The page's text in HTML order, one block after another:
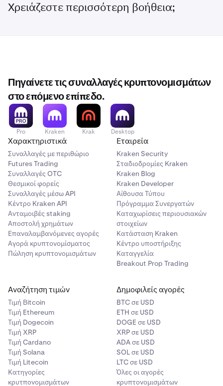
Χρειάζεστε περισσότερη βοήθεια;
Πηγαίνετε τις συναλλαγές κρυπτονομισμάτων
στο επόμενο επίπεδο.
Pro Kraken Krak Desktop
Χαρακτηριστικά
Συναλλαγές με περιθώριο
Futures Trading
Συναλλαγές OTC
Θεσμικοί φορείς
Συναλλαγές μέσω API
Κέντρο Kraken API
Ανταμοιβές staking
Αποστολή χρημάτων
Επαναλαμβανόμενες αγορές
Αγορά κρυπτονομίσματος
Πώληση κρυπτονομισμάτων
Εταιρεία
Kraken Security
Σταδιοδρομίες Kraken
Kraken Blog
Kraken Developer
Αίθουσα Τύπου
Πρόγραμμα Συνεργατών
Καταχωρίσεις περιουσιακών
στοιχείων
Κατάσταση Kraken
Κέντρο υποστήριξης
Καταγγελία
Breakout Prop Trading
Αναζήτηση τιμών
Τιμή Βitcoin
Τιμή Ethereum
Τιμή Dogecoin
Τιμή XRP
Τιμή Cardano
Τιμή Solana
Τιμή Litecoin
Κατηγορίες
κρυτπονομισμάτων
Δημοφιλείς αγορές
BTC σε USD
ETH σε USD
DOGE σε USD
XRP σε USD
ADA σε USD
SOL σε USD
LTC σε USD
Όλες οι αγορές
κρυπτονομισμάτων